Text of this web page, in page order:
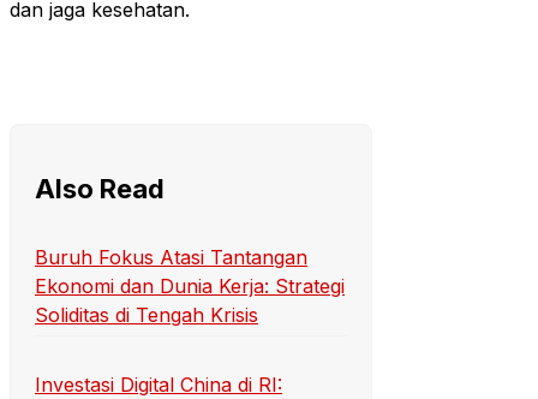
dan jaga kesehatan.
Also Read
Buruh Fokus Atasi Tantangan
Ekonomi dan Dunia Kerja: Strategi
Soliditas di Tengah Krisis
Investasi Digital China di RI: